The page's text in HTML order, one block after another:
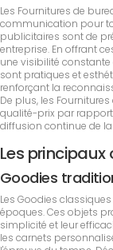
Les Fournitures de
communication pour
publicitaires sont de
entreprise. En offrant
une visibilité
sont pratiques et
renforçant la
De plus, les
qualité-prix par
diffusion continue de
Les
Goodies
Les Goodies
époques. Ces objets
simplicité et leur
les carnets